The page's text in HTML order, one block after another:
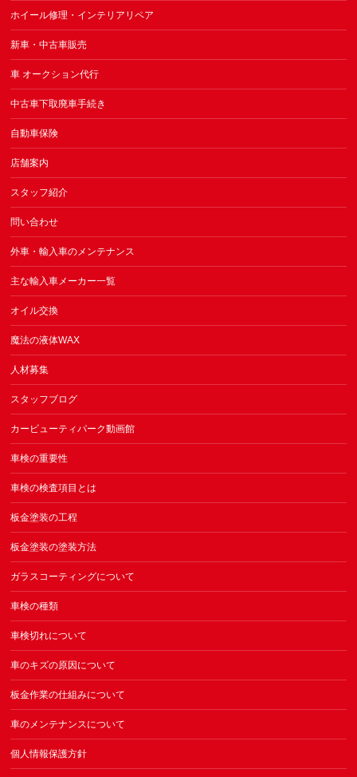
ホイール修理・インテリアリペア
新車・中古車販売
車 オークション代行
中古車下取廃車手続き
自動車保険
店舗案内
スタッフ紹介
問い合わせ
外車・輸入車のメンテナンス
主な輸入車メーカー一覧
オイル交換
魔法の液体WAX
人材募集
スタッフブログ
カービューティパーク動画館
車検の重要性
車検の検査項目とは
板金塗装の工程
板金塗装の塗装方法
ガラスコーティングについて
車検の種類
車検切れについて
車のキズの原因について
板金作業の仕組みについて
車のメンテナンスについて
個人情報保護方針